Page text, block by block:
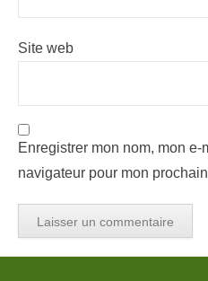
Site web
Enregistrer mon nom, mon
navigateur pour mon